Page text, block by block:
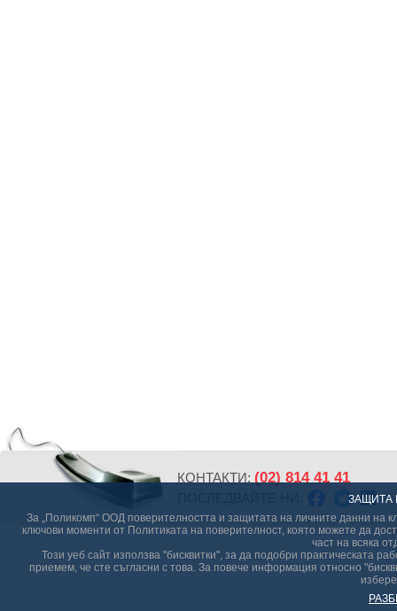
ЗАЩИТА
За „Поликомп“ ООД поверителността и защитата на личните данни на
ключови моменти от Политиката на поверителност, която можете да
част на всяка
Този уеб сайт използва "бисквитки", за да подобри практическата
приемем, че сте съгласни с това. За повече информация относно
КОНТАКТИ: (02) 814 41 41